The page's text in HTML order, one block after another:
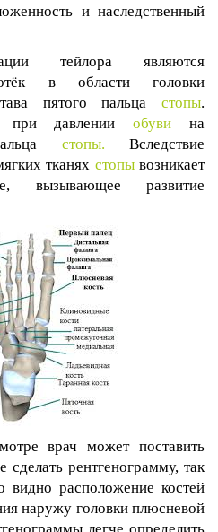
и наследственный
тейлора являются
в области головки
пятого пальца стопы.
при давленииобуви на
стопы. Вследствие
тканях стопывозникает
вызывающее развитие
врач может поставить
рентгенограмму, так
расположение костей
наружу головки плюсневой